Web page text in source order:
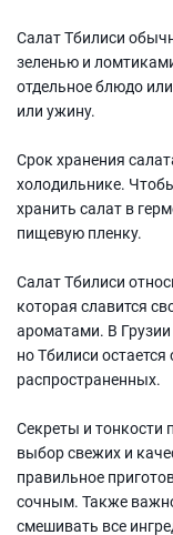
Салат Тбилиси
зеленью и
отдельное блюдо
или ужину.
Срок хранения
холодильнике.
хранить салат в
пищевую пленку.
Салат Тбилиси
которая славится
ароматами. В
но Тбилиси
распространенных.
Секреты и тонкости
выбор свежих и
правильное
сочным. Также
смешивать все